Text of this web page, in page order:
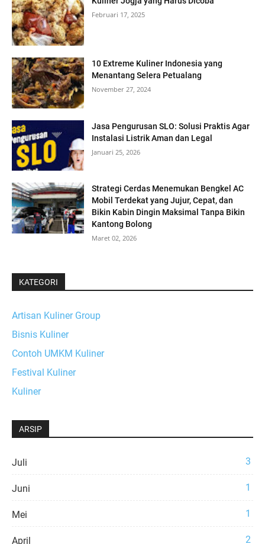
Februari 17, 2025
10 Extreme Kuliner Indonesia yang
Menantang Selera Petualang
November 27, 2024
Jasa Pengurusan SLO: Solusi Praktis Agar
Instalasi Listrik Aman dan Legal
Januari 25, 2026
Strategi Cerdas Menemukan Bengkel AC
Mobil Terdekat yang Jujur, Cepat, dan
Bikin Kabin Dingin Maksimal Tanpa Bikin
Kantong Bolong
Maret 02, 2026
KATEGORI
Artisan Kuliner Group
Bisnis Kuliner
Contoh UMKM Kuliner
Festival Kuliner
Kuliner
ARSIP
Juli 3
Juni 1
Mei 1
April 2